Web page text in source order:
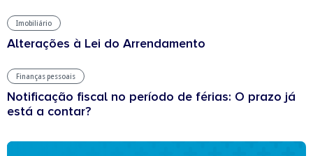
Imobiliário
Alterações à Lei do Arrendamento
Finanças pessoais
Notificação fiscal no período de férias: O prazo já
está a contar?